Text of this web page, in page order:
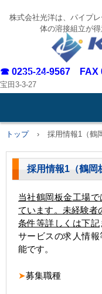
株式会社光洋は、パイプ
体の溶接組立が
☎ 0235-24-9567 FAX
宝田3-3-27
ボタン
トップ › 採用情報1（鶴
採用情報1（鶴岡
当社鶴岡板金工場
ています。未経験者
条件等詳しくは下記
サービスの求人情
能です。
➤募集職種